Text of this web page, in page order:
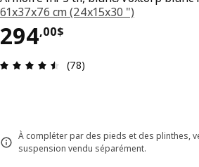
61x37x76 cm (24x15x30 ")
294,00$
Prix 294,00$
Avis: 4.5 sur 5 étoiles.
(78)
À compléter par des pieds et des plinthes,
suspension vendu séparément.